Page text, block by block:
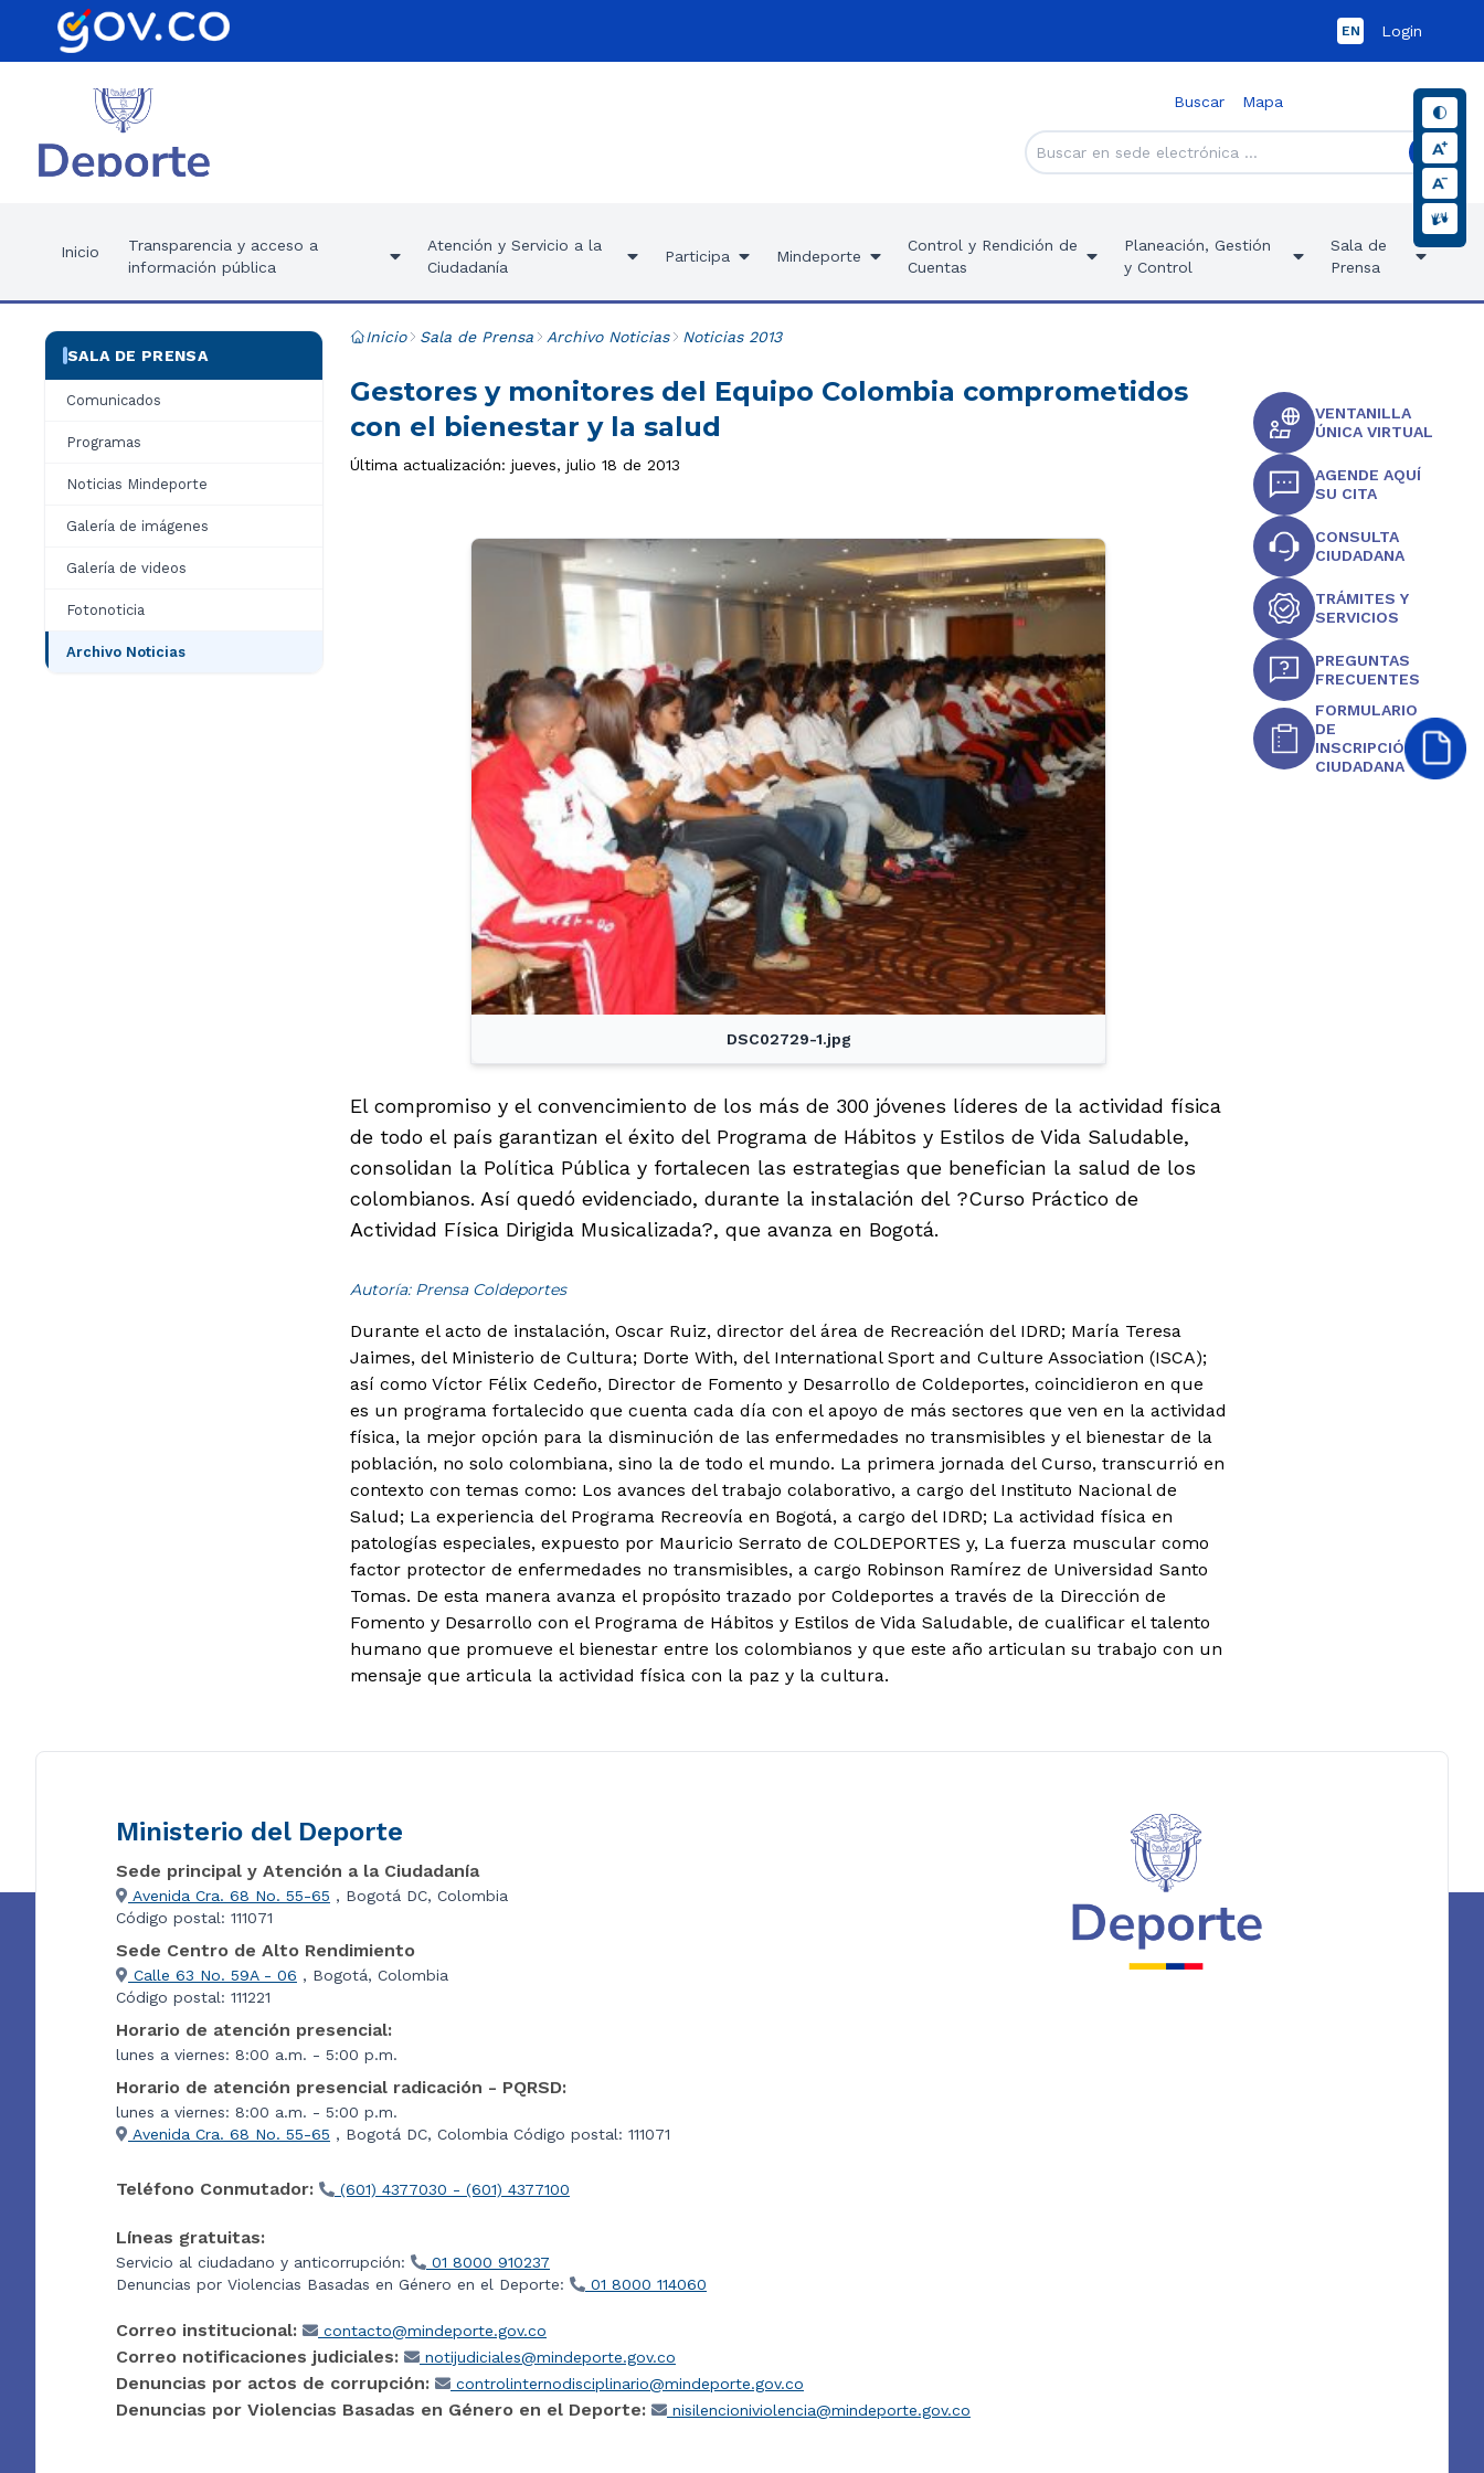
EN Login
Buscar Mapa
Inicio
Transparencia y acceso a
información pública
Atención y Servicio a la
Ciudadanía
Participa Mindeporte
Control y Rendición de
Cuentas
Planeación, Gestión
y Control
Sala de
Prensa
SALA DE PRENSA
Comunicados
Programas
Noticias Mindeporte
Galería de imágenes
Galería de videos
Fotonoticia
Archivo Noticias
Inicio Sala de Prensa Archivo Noticias Noticias 2013
Gestores y monitores del Equipo Colombia comprometidos
con el bienestar y la salud
Última actualización: jueves, julio 18 de 2013
DSC02729-1.jpg
El compromiso y el convencimiento de los más de 300 jóvenes líderes de la actividad física
de todo el país garantizan el éxito del Programa de Hábitos y Estilos de Vida Saludable,
consolidan la Política Pública y fortalecen las estrategias que benefician la salud de los
colombianos. Así quedó evidenciado, durante la instalación del ?Curso Práctico de
Actividad Física Dirigida Musicalizada?, que avanza en Bogotá.
Autoría: Prensa Coldeportes
Durante el acto de instalación, Oscar Ruiz, director del área de Recreación del IDRD; María Teresa
Jaimes, del Ministerio de Cultura; Dorte With, del International Sport and Culture Association (ISCA);
así como Víctor Félix Cedeño, Director de Fomento y Desarrollo de Coldeportes, coincidieron en que
es un programa fortalecido que cuenta cada día con el apoyo de más sectores que ven en la actividad
física, la mejor opción para la disminución de las enfermedades no transmisibles y el bienestar de la
población, no solo colombiana, sino la de todo el mundo. La primera jornada del Curso, transcurrió en
contexto con temas como: Los avances del trabajo colaborativo, a cargo del Instituto Nacional de
Salud; La experiencia del Programa Recreovía en Bogotá, a cargo del IDRD; La actividad física en
patologías especiales, expuesto por Mauricio Serrato de COLDEPORTES y, La fuerza muscular como
factor protector de enfermedades no transmisibles, a cargo Robinson Ramírez de Universidad Santo
Tomas. De esta manera avanza el propósito trazado por Coldeportes a través de la Dirección de
Fomento y Desarrollo con el Programa de Hábitos y Estilos de Vida Saludable, de cualificar el talento
humano que promueve el bienestar entre los colombianos y que este año articulan su trabajo con un
mensaje que articula la actividad física con la paz y la cultura.
VENTANILLA
ÚNICA VIRTUAL
AGENDE AQUÍ
SU CITA
CONSULTA
CIUDADANA
TRÁMITES Y
SERVICIOS
PREGUNTAS
FRECUENTES
FORMULARIO
DE
INSCRIPCIÓN
CIUDADANA
Ministerio del Deporte
Sede principal y Atención a la Ciudadanía
Avenida Cra. 68 No. 55-65 , Bogotá DC, Colombia
Código postal: 111071
Sede Centro de Alto Rendimiento
Calle 63 No. 59A - 06 , Bogotá, Colombia
Código postal: 111221
Horario de atención presencial:
lunes a viernes: 8:00 a.m. - 5:00 p.m.
Horario de atención presencial radicación - PQRSD:
lunes a viernes: 8:00 a.m. - 5:00 p.m.
Avenida Cra. 68 No. 55-65 , Bogotá DC, Colombia Código postal: 111071
Teléfono Conmutador: (601) 4377030 - (601) 4377100
Líneas gratuitas:
Servicio al ciudadano y anticorrupción:
01 8000 910237
Denuncias por Violencias Basadas en Género en el Deporte:
01 8000 114060
Correo institucional: contacto@mindeporte.gov.co
Correo notificaciones judiciales: notijudiciales@mindeporte.gov.co
Denuncias por actos de corrupción: controlinternodisciplinario@mindeporte.gov.co
Denuncias por Violencias Basadas en Género en el Deporte: nisilencioniviolencia@mindeporte.gov.co